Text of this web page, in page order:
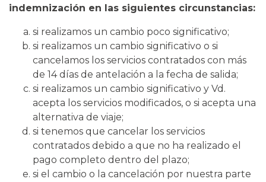
indemnización en las siguientes circunstancias:
si realizamos un cambio poco significativo;
si realizamos un cambio significativo o si
cancelamos los servicios contratados con más
de 14 días de antelación a la fecha de salida;
si realizamos un cambio significativo y Vd.
acepta los servicios modificados, o si acepta una
alternativa de viaje;
si tenemos que cancelar los servicios
contratados debido a que no ha realizado el
pago completo dentro del plazo;
si el cambio o la cancelación por nuestra parte